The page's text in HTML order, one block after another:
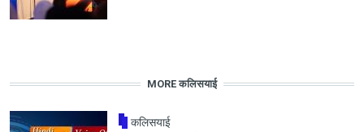
MORE कलिसयाई
कलिसयाई